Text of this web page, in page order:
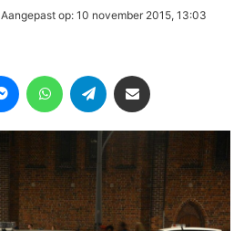
Aangepast op: 10 november 2015, 13:03